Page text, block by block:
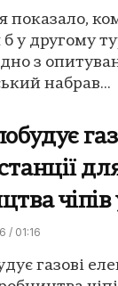
показало,
у другому
з
набрав...
чіпів
/ 01:16
газові